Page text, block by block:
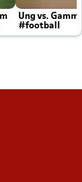
Ung vs.
#football